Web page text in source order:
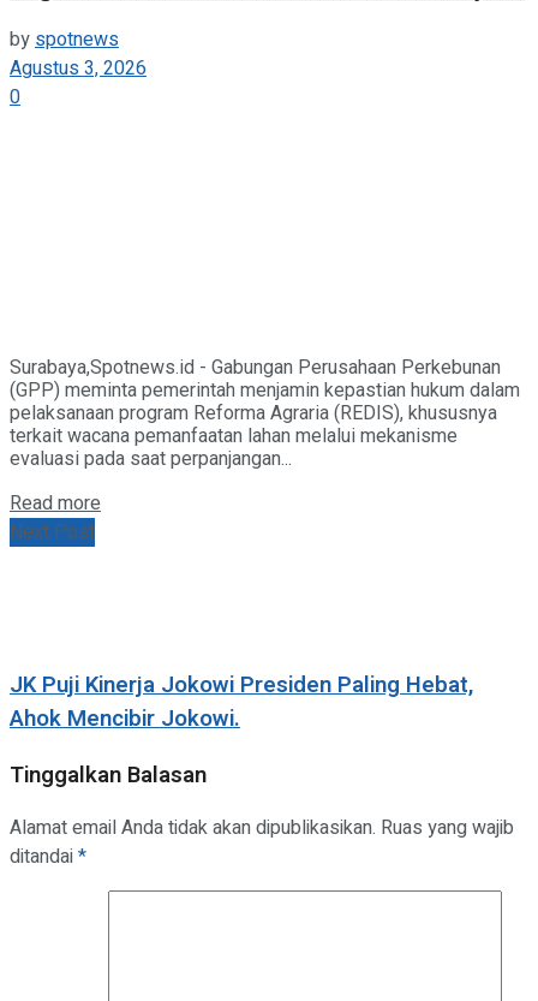
byspotnews
Agustus 3, 2026
0
Surabaya,Spotnews.id - Gabungan Perusahaan Perkebunan
(GPP) meminta pemerintah menjamin kepastian hukum dalam
pelaksanaan program Reforma Agraria (REDIS), khususnya
terkait wacana pemanfaatan lahan melalui mekanisme
evaluasi pada saat perpanjangan...
Read more
Next Post
JK Puji Kinerja Jokowi Presiden Paling Hebat,
Ahok Mencibir Jokowi.
Tinggalkan Balasan
Alamat email Anda tidak akan dipublikasikan. Ruas yang wajib
ditandai*